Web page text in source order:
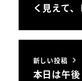
く見えて
新しい投稿
本日は午